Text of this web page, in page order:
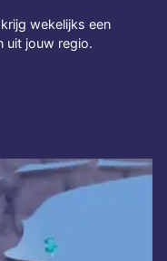
wekelijks een
uit jouw regio.